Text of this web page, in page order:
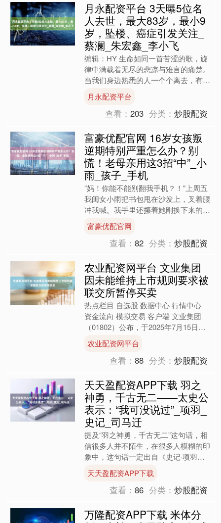
月永配资平台 3天曝5位名
人去世，最大83岁，最小9
岁，坠楼、癌症引发关注_
蔡澜_朱宏鑫_李小飞
编辑：HY 生命如同一首苦涩的歌，旋
律中满载着无尽的悲凉与难言的痛楚。
当我们身边熟悉的人一个个离去，有的
人得以享受荣华与安详的晚年，而有的
人却在未曾绽放光彩时便....
月永配资平台
查看：203 分类：炒股配资
富豪优配官网 16岁女孩叛
逆期特别严重怎么办？别
慌！老母亲用这3招“中”_小
雨_孩子_手机
"妈！你能不能别翻我手机？！"上周五
我闺女小雨把书包甩在沙发上，叉着腰
冲我喊。我手里还攥着她刚换下来的脏
校服，愣在原地——这丫头以前放学都
黏着我说学校趣事，现在....
富豪优配官网
查看：82 分类：炒股配资
农业配资网平台 文业集团
因未能维持上市规则要求被
联交所暂停买卖
热点栏目 自选股 数据中心 行情中心
资金流向 模拟交易 客户端 文业集团
（01802）公布，于2025年7月15日，
公司接获联交所发出的函件，通知公司
联交所决....
农业配资网平台
查看：88 分类：炒股配资
天天盈配资APP下载 羽之
神勇，千古无二——太史公
表示：“我可没说过”_项羽_
史记_司马迁
提及“羽之神勇，千古无二”这句话，相
信很多人并不陌生，在很多人模糊的印
象中，这句话一定出自《史记·项羽本
纪》。然而，太史公却表示，别再以讹
传讹了，我可没说过这句....
天天盈配资APP下载
查看：86 分类：炒股配资
万隆配资APP下载 米体分